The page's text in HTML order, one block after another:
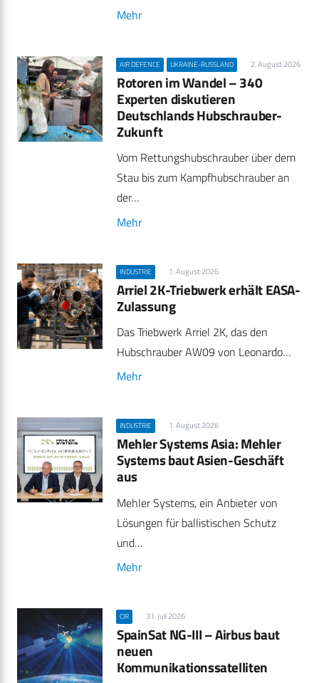
Mehr
AIR DEFENCE UKRAINE-RUSSLAND 2. August 2026
Rotoren im Wandel – 340
Experten diskutieren
Deutschlands Hubschrauber-
Zukunft
Vom Rettungshubschrauber über dem
Stau bis zum Kampfhubschrauber an
der…
Mehr
INDUSTRIE 1. August 2026
Arriel 2K-Triebwerk erhält EASA-
Zulassung
Das Triebwerk Arriel 2K, das den
Hubschrauber AW09 von Leonardo…
Mehr
INDUSTRIE 1. August 2026
Mehler Systems Asia: Mehler
Systems baut Asien-Geschäft
aus
Mehler Systems, ein Anbieter von
Lösungen für ballistischen Schutz
und…
Mehr
CIR 31. Juli 2026
SpainSat NG-III – Airbus baut
neuen
Kommunikationssatelliten